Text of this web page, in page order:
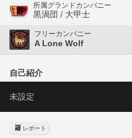
所属グランドカンパニー
黒渦団 / 大甲士
フリーカンパニー
A Lone Wolf
自己紹介
未設定
レポート